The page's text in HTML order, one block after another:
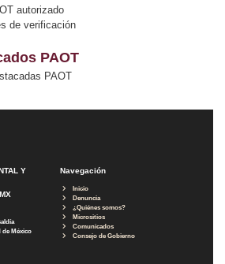
autorizado
de verificación
PAOT
PAOT
Y
de México
Navegación
Inicio
Denuncia
¿Quiénes somos?
Micrositios
Comunicados
Consejo de Gobierno